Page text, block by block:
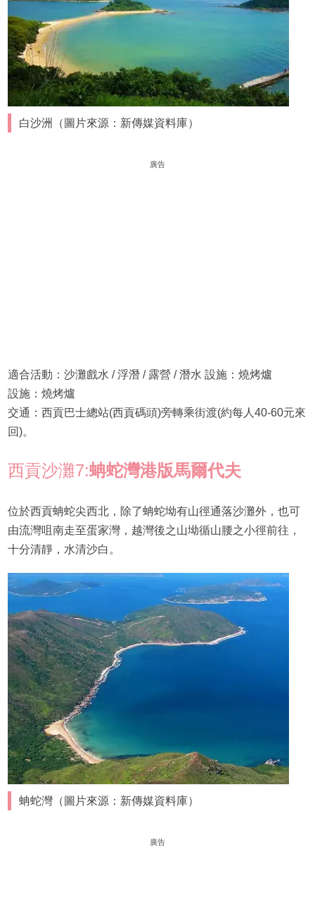
白沙洲（圖片來源：新傳媒資料庫）
廣告
適合活動：沙灘戲水 / 浮潛 / 露營 / 潛水 設施：燒烤爐
設施：燒烤爐
交通：西貢巴士總站(西貢碼頭)旁轉乘街渡(約每人40-60元來
回)。
西貢沙灘7:蚺蛇灣港版馬爾代夫
位於西貢蚺蛇尖西北，除了蚺蛇坳有山徑通落沙灘外，也可
由流灣咀南走至蛋家灣，越灣後之山坳循山腰之小徑前往，
十分清靜，水清沙白。
蚺蛇灣（圖片來源：新傳媒資料庫）
廣告